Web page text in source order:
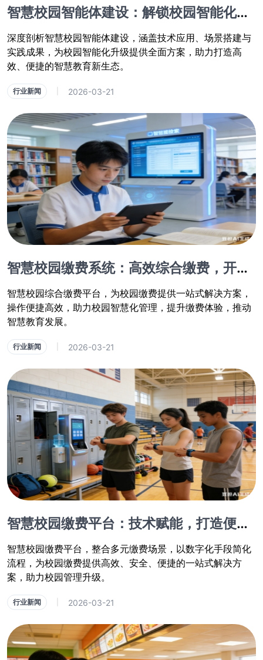
智慧校园智能体建设：解锁校园智能化，赋能智慧教育新方案
深度剖析智慧校园智能体建设，涵盖技术应用、场景搭建与
实践成果，为校园智能化升级提供全面方案，助力打造高
效、便捷的智慧教育新生态。
行业新闻 2026-03-21
智慧校园缴费系统：高效综合缴费，开启智慧教育新体验
智慧校园综合缴费平台，为校园缴费提供一站式解决方案，
操作便捷高效，助力校园智慧化管理，提升缴费体验，推动
智慧教育发展。
行业新闻 2026-03-21
智慧校园缴费平台：技术赋能，打造便捷数字化缴费新体验
智慧校园缴费平台，整合多元缴费场景，以数字化手段简化
流程，为校园缴费提供高效、安全、便捷的一站式解决方
案，助力校园管理升级。
行业新闻 2026-03-21